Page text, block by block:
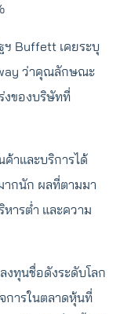
ฯ Buffett เคยระบุ
ว่าคุณลักษณะ
งของบริษัทที่
าและบริการได้
ากนัก ผลที่ตามมา
ารต่ำ และความ
งทุนชื่อดังระดับโลก
การในตลาดหุ้นที่